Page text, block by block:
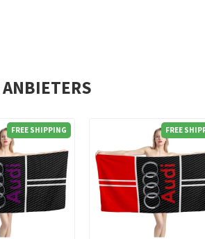
FREE SHIPPING FREE